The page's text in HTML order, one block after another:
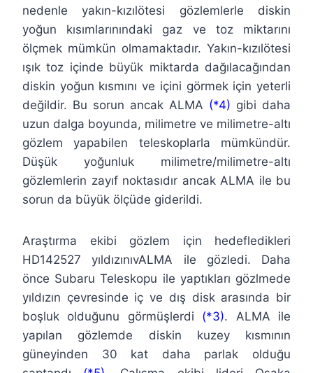
nedenle yakın-kızılötesi gözlemlerle diskin
yoğun kısımlarınındaki gaz ve toz miktarını
ölçmek mümkün olmamaktadır. Yakın-kızılötesi
ışık toz içinde büyük miktarda dağılacağından
diskin yoğun kısmını ve içini görmek için yeterli
değildir. Bu sorun ancak ALMA (*4) gibi daha
uzun dalga boyunda, milimetre ve milimetre-altı
gözlem yapabilen teleskoplarla mümkündür.
Düşük yoğunluk milimetre/milimetre-altı
gözlemlerin zayıf noktasıdır ancak ALMA ile bu
sorun da büyük ölçüde giderildi.
Araştırma ekibi gözlem için hedefledikleri
HD142527 yıldızınıvALMA ile gözledi. Daha
önce Subaru Teleskopu ile yaptıkları gözlmede
yıldızın çevresinde iç ve dış disk arasında bir
boşluk olduğunu görmüşlerdi (*3). ALMA ile
yapılan gözlemde diskin kuzey kısmının
güneyinden 30 kat daha parlak olduğu